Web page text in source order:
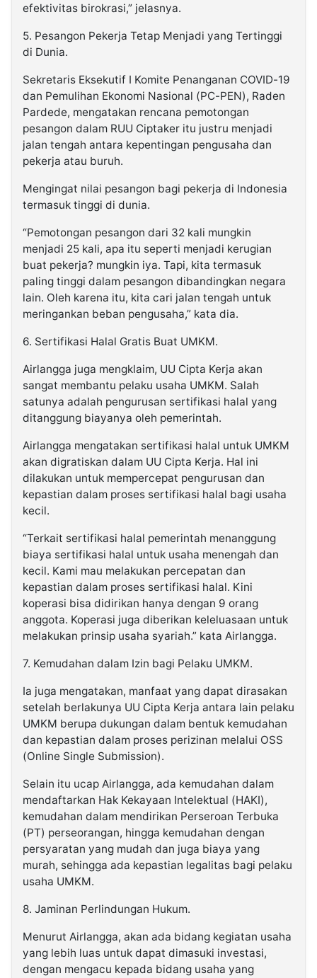
efektivitas birokrasi,” jelasnya.
5. Pesangon Pekerja Tetap Menjadi yang Tertinggi
di Dunia.
Sekretaris Eksekutif I Komite Penanganan COVID-19
dan Pemulihan Ekonomi Nasional (PC-PEN), Raden
Pardede, mengatakan rencana pemotongan
pesangon dalam RUU Ciptaker itu justru menjadi
jalan tengah antara kepentingan pengusaha dan
pekerja atau buruh.
Mengingat nilai pesangon bagi pekerja di Indonesia
termasuk tinggi di dunia.
“Pemotongan pesangon dari 32 kali mungkin
menjadi 25 kali, apa itu seperti menjadi kerugian
buat pekerja? mungkin iya. Tapi, kita termasuk
paling tinggi dalam pesangon dibandingkan negara
lain. Oleh karena itu, kita cari jalan tengah untuk
meringankan beban pengusaha,” kata dia.
6. Sertifikasi Halal Gratis Buat UMKM.
Airlangga juga mengklaim, UU Cipta Kerja akan
sangat membantu pelaku usaha UMKM. Salah
satunya adalah pengurusan sertifikasi halal yang
ditanggung biayanya oleh pemerintah.
Airlangga mengatakan sertifikasi halal untuk UMKM
akan digratiskan dalam UU Cipta Kerja. Hal ini
dilakukan untuk mempercepat pengurusan dan
kepastian dalam proses sertifikasi halal bagi usaha
kecil.
“Terkait sertifikasi halal pemerintah menanggung
biaya sertifikasi halal untuk usaha menengah dan
kecil. Kami mau melakukan percepatan dan
kepastian dalam proses sertifikasi halal. Kini
koperasi bisa didirikan hanya dengan 9 orang
anggota. Koperasi juga diberikan keleluasaan untuk
melakukan prinsip usaha syariah.” kata Airlangga.
7. Kemudahan dalam Izin bagi Pelaku UMKM.
Ia juga mengatakan, manfaat yang dapat dirasakan
setelah berlakunya UU Cipta Kerja antara lain pelaku
UMKM berupa dukungan dalam bentuk kemudahan
dan kepastian dalam proses perizinan melalui OSS
(Online Single Submission).
Selain itu ucap Airlangga, ada kemudahan dalam
mendaftarkan Hak Kekayaan Intelektual (HAKI),
kemudahan dalam mendirikan Perseroan Terbuka
(PT) perseorangan, hingga kemudahan dengan
persyaratan yang mudah dan juga biaya yang
murah, sehingga ada kepastian legalitas bagi pelaku
usaha UMKM.
8. Jaminan Perlindungan Hukum.
Menurut Airlangga, akan ada bidang kegiatan usaha
yang lebih luas untuk dapat dimasuki investasi,
dengan mengacu kepada bidang usaha yang